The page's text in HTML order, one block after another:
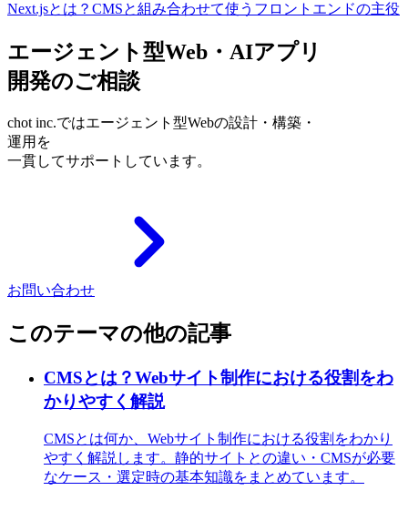
Next.jsとは？CMSと組み合わせて使うフロントエンドの主役
エージェント型Web・AIアプリ
開発のご相談
chot inc.ではエージェント型Webの設計・構築・
運用を
一貫してサポートしています。
お問い合わせ
このテーマの他の記事
CMSとは？Webサイト制作における役割をわ
かりやすく解説
CMSとは何か、Webサイト制作における役割をわかり
やすく解説します。静的サイトとの違い・CMSが必要
なケース・選定時の基本知識をまとめています。